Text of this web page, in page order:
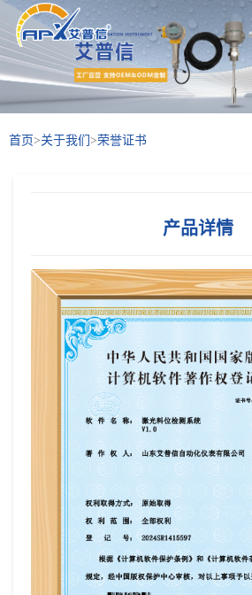
首页>关于我们 >荣誉证书
产品详情